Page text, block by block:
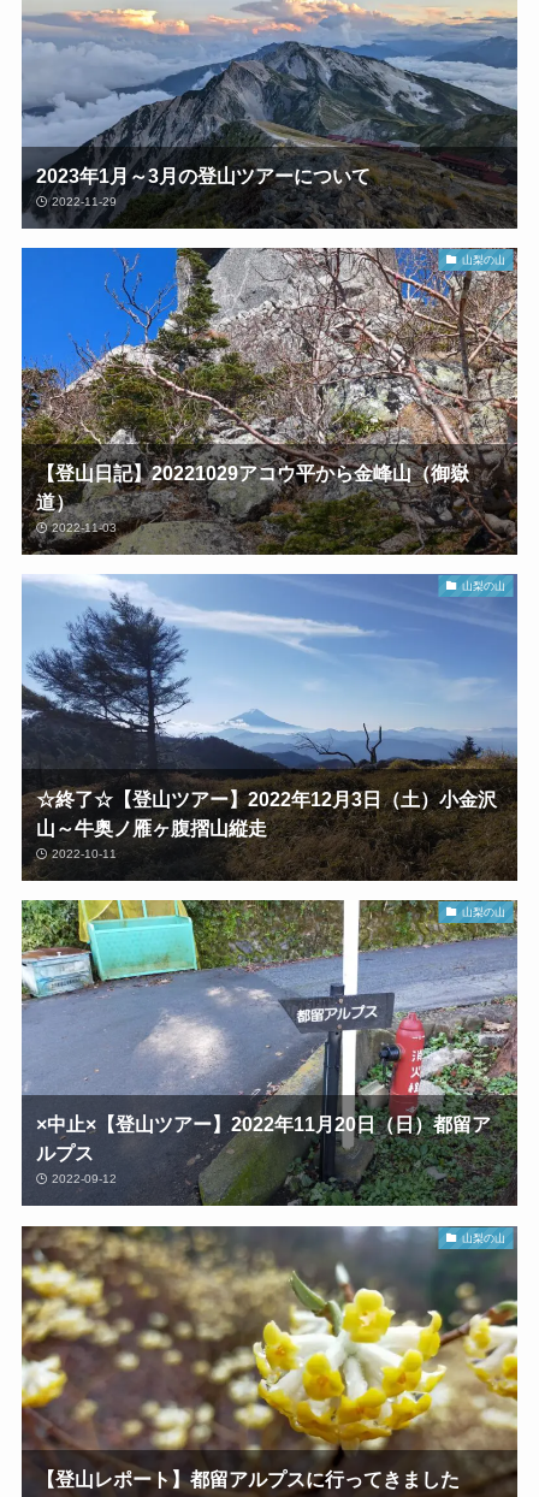
2023年1月～3月の登山ツアーについて
2022-11-29
山梨の山
【登山日記】20221029アコウ平から金峰山（御嶽
道）
2022-11-03
山梨の山
☆終了☆【登山ツアー】2022年12月3日（土）小金沢
山～牛奥ノ雁ヶ腹摺山縦走
2022-10-11
山梨の山
×中止×【登山ツアー】2022年11月20日（日）都留ア
ルプス
2022-09-12
山梨の山
【登山レポート】都留アルプスに行ってきました